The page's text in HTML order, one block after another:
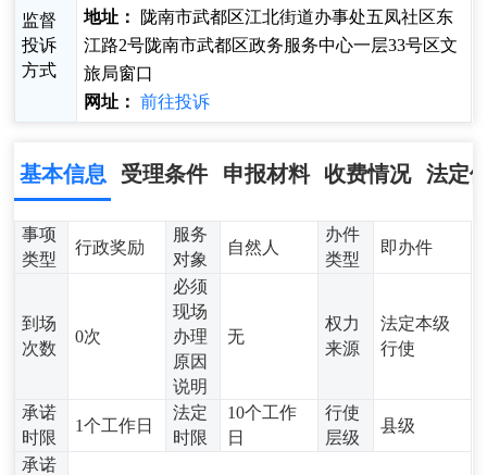
监督
投诉
方式
地址：
陇南市武都区江北街道办事处五凤社区东
江路2号陇南市武都区政务服务中心一层33号区文
旅局窗口
网址： 前往投诉
基本信息 受理条件 申报材料 收费情况 法定
事项
类型
行政奖励
服务
对象
自然人
办件
类型
即办件
到场
次数
0次
必须
现场
办理
原因
说明
无
权力
来源
法定本级
行使
承诺
时限
1个工作日
法定
时限
10个工作
日
行使
层级
县级
承诺